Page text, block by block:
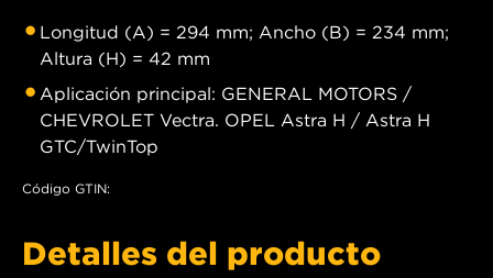
Longitud (A) = 294 mm; Ancho (B) = 234 mm;
Altura (H) = 42 mm
Aplicación principal: GENERAL MOTORS /
CHEVROLET Vectra. OPEL Astra H / Astra H
GTC/TwinTop
Código GTIN:
Detalles del producto